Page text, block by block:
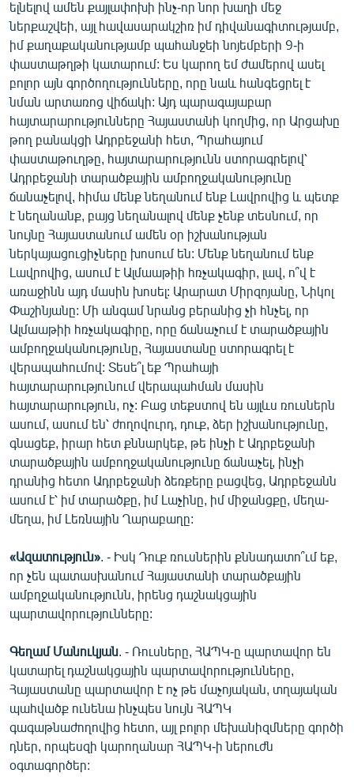
ելնելով ամեն քայլափոխի ինչ-որ նոր խաղի մեջ
ներքաշվեի, այլ հավասարակշիռ իմ դիվանագիտությամբ,
իմ քաղաքականությամբ պահանջեի նոյեմբերի 9-ի
փաստաթղթի կատարում: Ես կարող եմ ժամերով ասել
բոլոր այն գործողությունները, որը նաև հանգեցրել է
նման արտառոց վիճակի: Այդ պարագայաբար
հայտարարությունները Հայաստանի կողմից, որ Արցախը
թող բանակցի Ադրբեջանի հետ, Պրահայում
փաստաթուղթը, հայտարարությունն ստորագրելով՝
Ադրբեջանի տարածքային ամբողջականությունը
ճանաչելով, հիմա մենք նեղանում ենք Լավրովից և պետք
է նեղանանք, բայց նեղանալով մենք չենք տեսնում, որ
նույնը Հայաստանում ամեն օր իշխանության
ներկայացուցիչները խոսում են: Մենք նեղանում ենք
Լավրովից, ասում է Ալմաաթիի հռչակագիր, լավ, ո՞վ է
առաջինն այդ մասին խոսել: Արարատ Միրզոյանը, Նիկոլ
Փաշինյանը: Մի անգամ նրանց բերանից չի հնչել, որ
Ալմաաթիի հռչակագիրը, որը ճանաչում է տարածքային
ամբողջականությունը, Հայաստանը ստորագրել է
վերապահումով: Տեսե՞լ եք Պրահայի
հայտարարությունում վերապահման մասին
հայտարարություն, ոչ: Բաց տեքստով են այլևս ռուսներն
ասում, ասում են՝ ժողովուրդ, դուք, ձեր իշխանությունը,
գնացեք, իրար հետ քննարկեք, թե ինչի է Ադրբեջանի
տարածքային ամբողջականությունը ճանաչել, ինչի
դրանից հետո Ադրբեջանի ձեռքերը բացվեց, Ադրբեջանն
ասում է՝ իմ տարածքը, իմ Լաչինը, իմ միջանցքը, մեղա-
մեղա, իմ Լեռնային Ղարաբաղը:
«Ազատություն» . - Իսկ Դուք ռուսներին քննադատո՞ւմ եք,
որ չեն պատասխանում Հայաստանի տարածքային
ամբղջականությունն, իրենց դաշնակցային
պարտավորությունները:
Գեղամ Մանուկյան . - Ռուսները, ՀԱՊԿ-ը պարտավոր են
կատարել դաշնակցային պարտավորությունները,
Հայաստանը պարտավոր է ոչ թե մաչոյական, տղայական
պահվածք ունենա ինչպես նույն ՀԱՊԿ
գագաթնաժողովից հետո, այլ բոլոր մեխանիզմները գործի
դներ, որպեսզի կարողանար ՀԱՊԿ-ի ներուժն
օգտագործեր: